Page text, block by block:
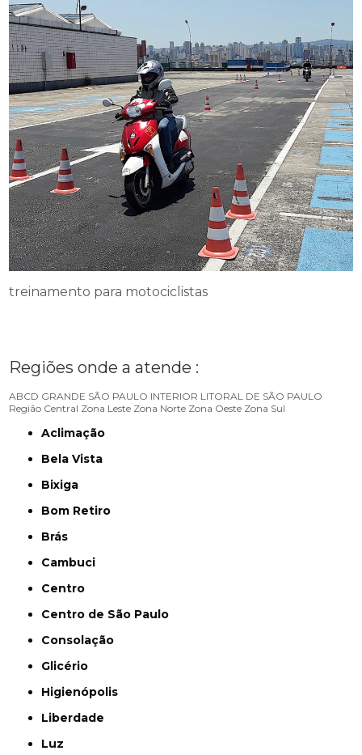
treinamento para motociclistas
Regiões onde a atende :
ABCD GRANDE SÃO PAULO INTERIOR LITORAL DE SÃO PAULO
Região Central Zona Leste Zona Norte Zona Oeste Zona Sul
Aclimação
Bela Vista
Bixiga
Bom Retiro
Brás
Cambuci
Centro
Centro de São Paulo
Consolação
Glicério
Higienópolis
Liberdade
Luz